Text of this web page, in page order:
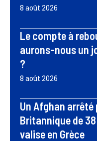
8 août 2026
Le compte à
aurons-nous un
?
8 août 2026
Un Afghan arrêté
Britannique de
valise en Grèce